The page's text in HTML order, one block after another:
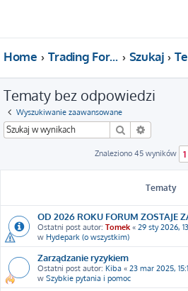
Home Trading For a Living Szukaj
Tematy bez odpowiedzi
Wyszukiwanie zaawansowane
Szukaj
Znaleziono 45 wyników 1
Tematy
OD 2026 ROKU FORUM ZOSTAJE
Ostatni post autor: Tomek « 29 sty 2026,
w Hydepark (o wszystkim)
Zarządzanie ryzykiem
Ostatni post autor: Kiba « 23 mar 2025,
w Szybkie pytania i pomoc